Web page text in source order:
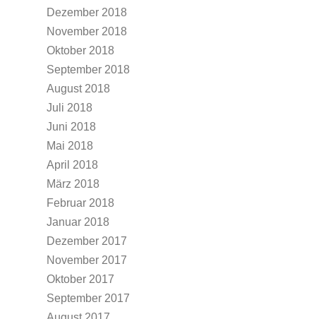
Dezember 2018
November 2018
Oktober 2018
September 2018
August 2018
Juli 2018
Juni 2018
Mai 2018
April 2018
März 2018
Februar 2018
Januar 2018
Dezember 2017
November 2017
Oktober 2017
September 2017